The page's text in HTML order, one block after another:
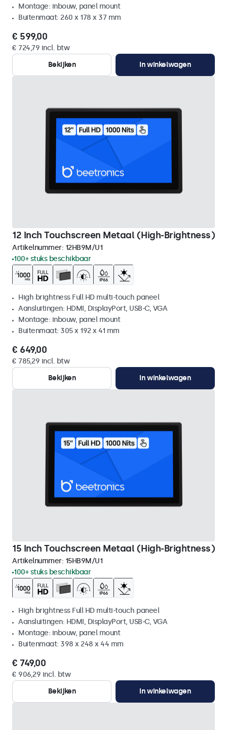
Montage: inbouw, panel mount
Buitenmaat: 260 x 178 x 37 mm
€ 599,00
€ 724,79 incl. btw
Bekijken
In winkelwagen
12 Inch Touchscreen Metaal (High-Brightness)
Artikelnummer: 12HB9M/U1
100+ stuks beschikbaar
High brightness Full HD multi-touch paneel
Aansluitingen: HDMI, DisplayPort, USB-C, VGA
Montage: inbouw, panel mount
Buitenmaat: 305 x 192 x 41 mm
€ 649,00
€ 785,29 incl. btw
Bekijken
In winkelwagen
15 Inch Touchscreen Metaal (High-Brightness)
Artikelnummer: 15HB9M/U1
100+ stuks beschikbaar
High brightness Full HD multi-touch paneel
Aansluitingen: HDMI, DisplayPort, USB-C, VGA
Montage: inbouw, panel mount
Buitenmaat: 398 x 248 x 44 mm
€ 749,00
€ 906,29 incl. btw
Bekijken
In winkelwagen